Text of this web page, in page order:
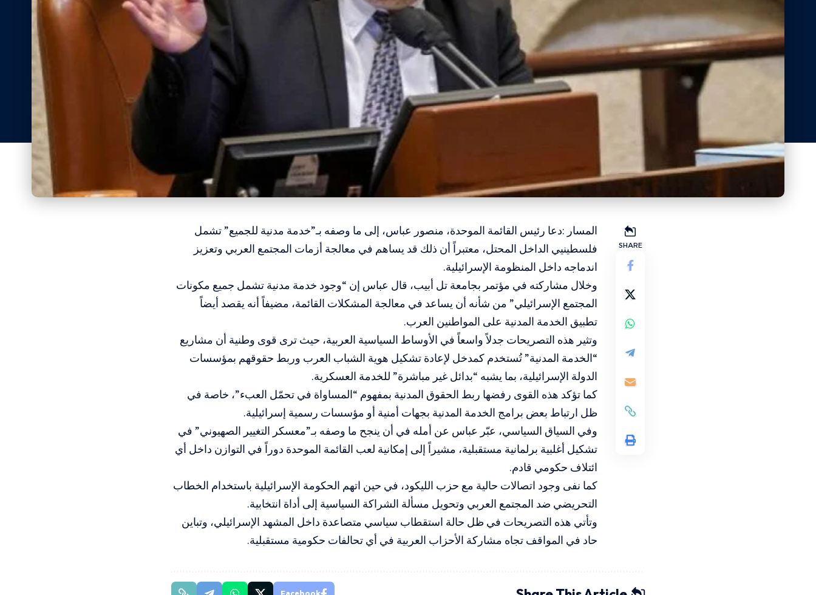
SHARE
المسار :دعا رئيس القائمة الموحدة، منصور عباس، إلى ما وصفه بـ”خدمة مدنية للجميع” تشمل
فلسطينيي الداخل المحتل، معتبراً أن ذلك قد يساهم في معالجة أزمات المجتمع العربي وتعزيز
اندماجه داخل المنظومة الإسرائيلية.
وخلال مشاركته في مؤتمر بجامعة تل أبيب، قال عباس إن “وجود خدمة مدنية تشمل جميع مكونات
المجتمع الإسرائيلي” من شأنه أن يساعد في معالجة المشكلات القائمة، مضيفاً أنه يقصد أيضاً
تطبيق الخدمة المدنية على المواطنين العرب.
وتثير هذه التصريحات جدلاً واسعاً في الأوساط السياسية العربية، حيث ترى قوى وطنية أن مشاريع
“الخدمة المدنية” تُستخدم كمدخل لإعادة تشكيل هوية الشباب العرب وربط حقوقهم بمؤسسات
الدولة الإسرائيلية، بما يشبه “بدائل غير مباشرة” للخدمة العسكرية.
كما تؤكد هذه القوى رفضها ربط الحقوق المدنية بمفهوم “المساواة في تحمّل العبء”، خاصة في
ظل ارتباط بعض برامج الخدمة المدنية بجهات أمنية أو مؤسسات رسمية إسرائيلية.
وفي السياق السياسي، عبّر عباس عن أمله في أن ينجح ما وصفه بـ”معسكر التغيير الصهيوني” في
تشكيل أغلبية برلمانية مستقبلية، مشيراً إلى إمكانية لعب القائمة الموحدة دوراً في التوازن داخل أي
ائتلاف حكومي قادم.
كما نفى وجود اتصالات حالية مع حزب الليكود، في حين اتهم الحكومة الإسرائيلية باستخدام الخطاب
التحريضي ضد المجتمع العربي وتحويل مسألة الشراكة السياسية إلى أداة انتخابية.
وتأتي هذه التصريحات في ظل حالة استقطاب سياسي متصاعدة داخل المشهد الإسرائيلي، وتباين
حاد في المواقف تجاه مشاركة الأحزاب العربية في أي تحالفات حكومية مستقبلية.